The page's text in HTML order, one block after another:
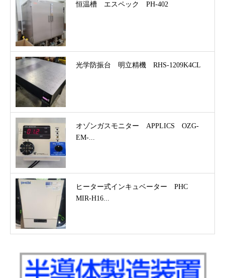
恒温槽 エスペック PH-402
光学防振台 明立精機 RHS-1209K4CL
オゾンガスモニター APPLICS OZG-
EM-...
ヒーター式インキュベーター PHC
MIR-H16...